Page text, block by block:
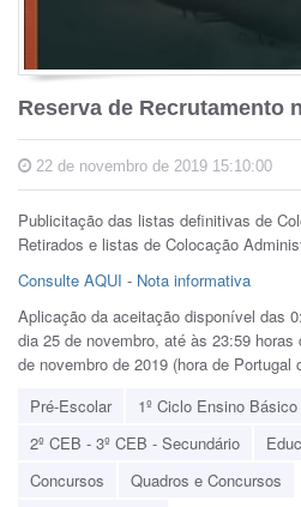
Reserva de Recrutamento
22 de novembro de 2019 15:10:00
Publicitação das listas definitivas de
Retirados e listas de Colocação
Consulte AQUI - Nota informativa
Aplicação da aceitação disponível das
dia 25 de novembro, até às 23:59 horas
de novembro de 2019 (hora de Portugal
Pré-Escolar
1º Ciclo Ensino Básico
2º CEB - 3º CEB - Secundário
Concursos
Quadros e Concursos